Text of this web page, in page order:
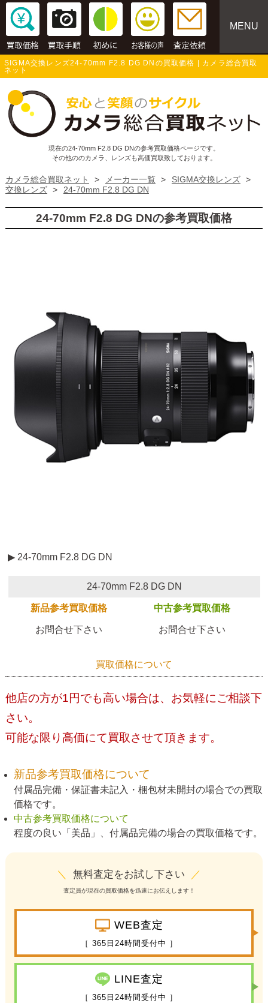
MENU
SIGMA交換レンズ24-70mm F2.8 DG DNの買取価格 | カメラ総合買取
ネット
現在の24-70mm F2.8 DG DNの参考買取価格ページです。
その他ののカメラ、レンズも高価買取致しております。
カメラ総合買取ネット > メーカー一覧 > SIGMA交換レンズ >
交換レンズ > 24-70mm F2.8 DG DN
24-70mm F2.8 DG DNの参考買取価格
▶ 24-70mm F2.8 DG DN
24-70mm F2.8 DG DN
新品参考買取価格 中古参考買取価格
お問合せ下さい お問合せ下さい
買取価格について
他店の方が1円でも高い場合は、お気軽にご相談下
さい。
可能な限り高価にて買取させて頂きます。
新品参考買取価格について
付属品完備・保証書未記入・梱包材未開封の場合での買取
価格です。
中古参考買取価格について
程度の良い「美品」、付属品完備の場合の買取価格です。
＼ 無料査定をお試し下さい ／
査定員が現在の買取価格を迅速にお伝えします！
WEB査定
［ 365日24時間受付中 ］
LINE査定
［ 365日24時間受付中 ］